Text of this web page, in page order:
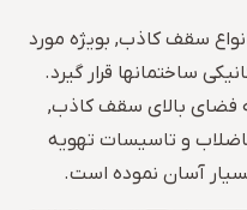
سقف کاذب, بویژه مورد
ساختمانها قرار گیرد.
فضای بالای سقف کاذب,
و تاسیسات تهویه
بسیار آسان نموده است.